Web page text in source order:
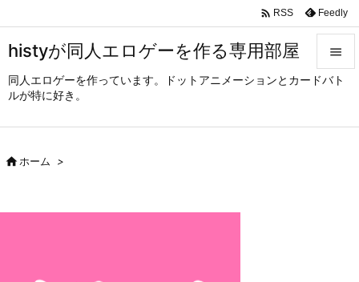
histyが同人エロゲーを作る専用部屋
同人エロゲーを作っています。ドットアニメーションとカードバト
ルが特に好き。



 RSS Feedly
ホーム >